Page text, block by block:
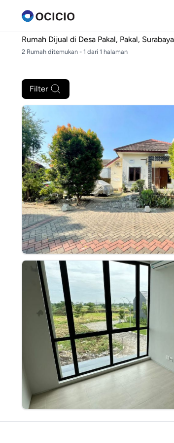
Rumah Dijual di Desa Pakal, Pakal, Surabaya
2 Rumah ditemukan - 1 dari 1 halaman
Filter